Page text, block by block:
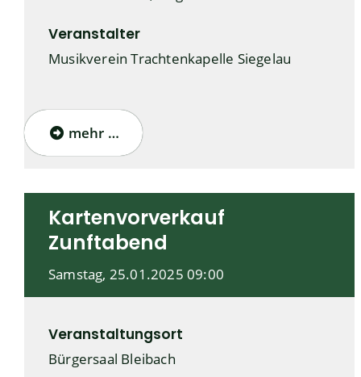
Veranstalter
Musikverein Trachtenkapelle Siegelau
mehr …
Kartenvorverkauf
Zunftabend
Samstag, 25.01.2025 09:00
Veranstaltungsort
Bürgersaal Bleibach